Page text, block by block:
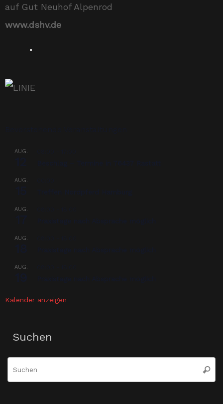
auf Gut Neuhof Alpenrod
www.dshv.de
AUG.
AUG.
AUG.
AUG.
AUG.
Kalender anzeigen
Suchen